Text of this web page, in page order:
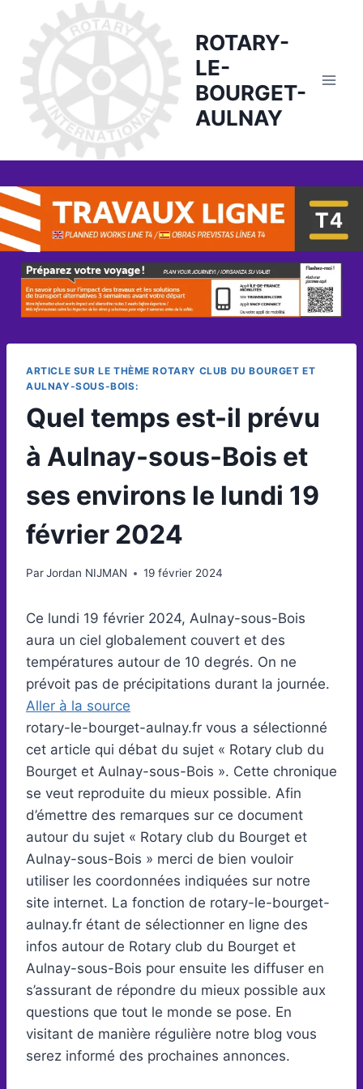
content
ROTARY-
LE-
BOURGET-
AULNAY
ARTICLE SUR LE THÈME ROTARY CLUB DU BOURGET ET
AULNAY-SOUS-BOIS:
Quel temps est-il prévu
à Aulnay-sous-Bois et
ses environs le lundi 19
février 2024
ParJordan NIJMAN 19 février 2024
Ce lundi 19 février 2024, Aulnay-sous-Bois
aura un ciel globalement couvert et des
températures autour de 10 degrés. On ne
prévoit pas de précipitations durant la journée.
Aller à la source
rotary-le-bourget-aulnay.fr vous a sélectionné
cet article qui débat du sujet « Rotary club du
Bourget et Aulnay-sous-Bois ». Cette chronique
se veut reproduite du mieux possible. Afin
d’émettre des remarques sur ce document
autour du sujet « Rotary club du Bourget et
Aulnay-sous-Bois » merci de bien vouloir
utiliser les coordonnées indiquées sur notre
site internet. La fonction de rotary-le-bourget-
aulnay.fr étant de sélectionner en ligne des
infos autour de Rotary club du Bourget et
Aulnay-sous-Bois pour ensuite les diffuser en
s’assurant de répondre du mieux possible aux
questions que tout le monde se pose. En
visitant de manière régulière notre blog vous
serez informé des prochaines annonces.